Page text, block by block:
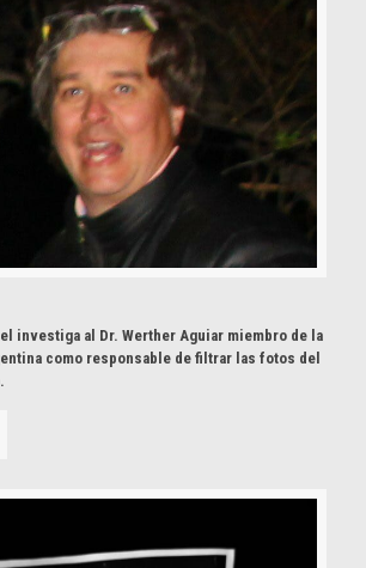
investiga al Dr. Werther Aguiar miembro de la
como responsable de filtrar las fotos del